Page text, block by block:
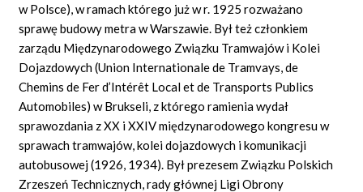
w Polsce), w ramach którego już w r. 1925 rozważano
sprawę budowy metra w Warszawie. Był też członkiem
zarządu Międzynarodowego Związku Tramwajów i Kolei
Dojazdowych (Union Internationale de Tramvays, de
Chemins de Fer d’Intérêt Local et de Transports Publics
Automobiles) w Brukseli, z którego ramienia wydał
sprawozdania z XX i XXIV międzynarodowego kongresu w
sprawach tramwajów, kolei dojazdowych i komunikacji
autobusowej (1926, 1934). Był prezesem Związku Polskich
Zrzeszeń Technicznych, rady głównej Ligi Obrony